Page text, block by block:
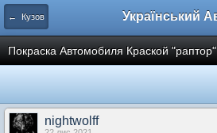
← Кузов
Покраска Автомобиля Краской "раптор"
nightwolff